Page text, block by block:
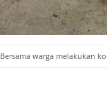
Bersama warga melakukan